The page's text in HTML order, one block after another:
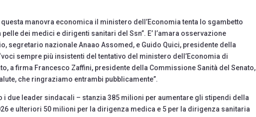
manovra economica il ministero dell’Economia tenta lo sgambetto
dei medici e dirigenti sanitari del Ssn”. E’ l’amara osservazione
segretario nazionale Anaao Assomed, e Guido Quici, presidente della
sempre più insistenti del tentativo del ministero dell’Economia di
a firma Francesco Zaffini, presidente della Commissione Sanità del Senato,
che ringraziamo entrambi pubblicamente”.
i due leader sindacali – stanzia 385 milioni per aumentare gli stipendi della
e ulteriori 50 milioni per la dirigenza medica e 5 per la dirigenza sanitaria